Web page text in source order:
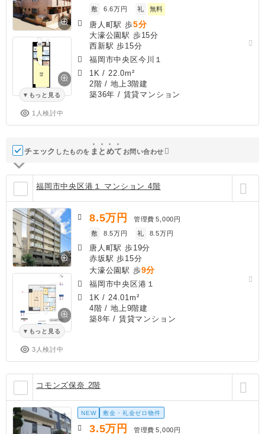
もっと見る
1人検討中
敷
6.6万円 礼 無料
唐人町駅 歩5分
大濠公園駅 歩15分
西新駅 歩15分
福岡市中央区今川１
1K / 22.0m²
2階 / 地上3階建
築36年 / 賃貸マンション
チェック したものを ま と めて お問い合わせ
福岡市中央区港１ マンション 4階
もっと見る
3人検討中
8.5万円 管理費 5,000円
敷
8.5万円 礼 8.5万円
唐人町駅 歩19分
赤坂駅 歩15分
大濠公園駅 歩9分
福岡市中央区港１
1K / 24.01m²
4階 / 地上9階建
築8年 / 賃貸マンション
コモンズ保奈 2階
NEW 敷金・礼金ゼロ物件
3.5万円 管理費 5,000円